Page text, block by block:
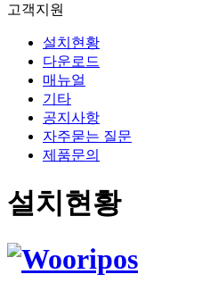
고객지원
설치현황
다운로드
매뉴얼
기타
공지사항
자주묻는 질문
제품문의
설치현황